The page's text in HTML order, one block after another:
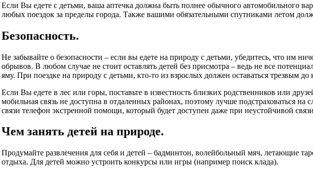
Если Вы едете с детьми, ваша аптечка должна быть полнее обычного автомобильного
любых поездок за пределы города. Также вашими обязательными спутниками летом
Безопасность.
Не забывайте о безопасности – если вы едете на природу с детьми, убедитесь, что им
обрывов. В любом случае не стоит оставлять детей без присмотра – ведь не все
яму. При поездке на природу с детьми, кто-то из взрослых должен оставаться трезвым до
Если Вы едете в лес или горы, поставьте в известность близких родственников или
мобильная связь не доступна в отдаленных районах, поэтому лучше подстраховаться на
связи телефон экстренной помощи, который будет доступен даже при неустойчивой
Чем занять детей на природе.
Продумайте развлечения для себя и детей – бадминтон, волейбольный мяч, летающие
отдыха. Для детей можно устроить конкурсы или игры (например поиск клада).